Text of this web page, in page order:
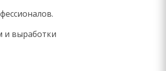
и выработки